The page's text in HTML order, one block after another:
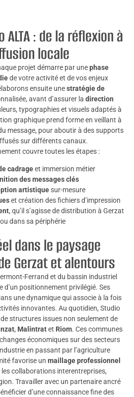
: de la réflexion à
locale
projet démarre par unephase
de votre activité et de vos enjeux
ensuite unestratégie de
avant d’assurer la direction
typographies et visuels adaptés à
graphique prend forme en veillant à
message, pour aboutir à des supports
sur différents canaux.
couvre toutes les étapes :
cadrageet immersion métier
des messages clés
artistiquesur-mesure
et création des fichiers d’impression
, qu’il s’agisse de distribution à Gerzat
ou dans sa périphérie
dans le paysage
Gerzat et alentours
Ferrand et du bassin industriel
d’un positionnement privilégié. Ses
une dynamique qui associe à la fois
innovantes. Au quotidien, Studio
de structures issues non seulement de
, Malintratet Riom. Ces communes
économiques sur des secteurs
en passant par l’agriculture
favorise un maillage professionnel
collaborations interentreprises,
Travailler avec un partenaire ancré
d’une connaissance fine des